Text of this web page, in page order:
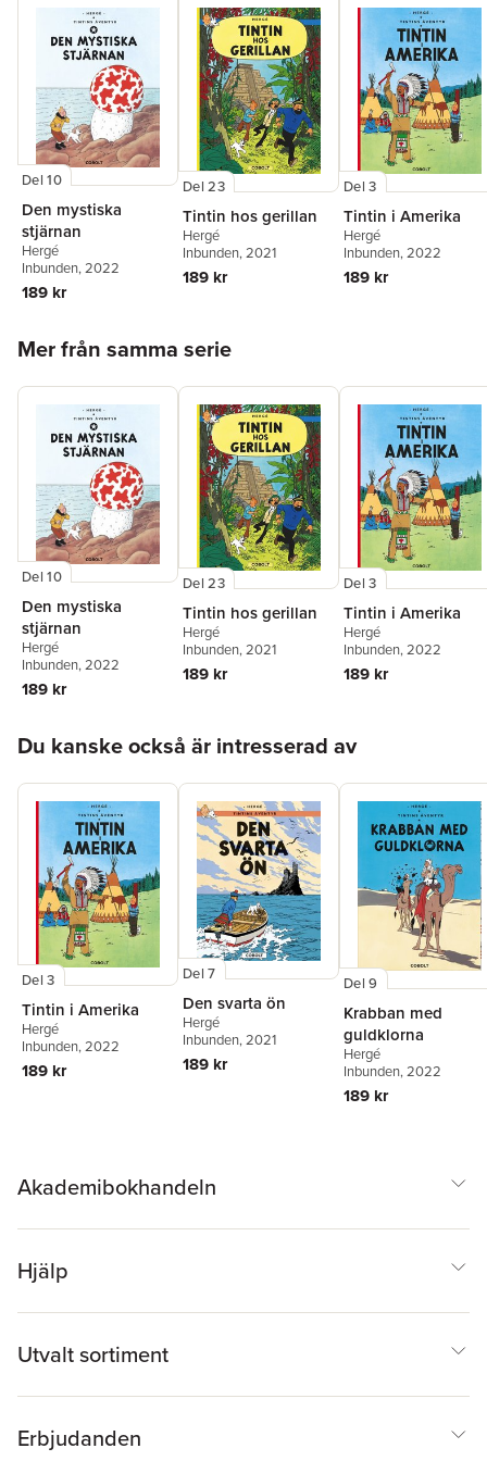
Del 10
Den mystiska
stjärnan
Hergé
Inbunden, 2022
189 kr
Del 23
Tintin hos gerillan
Hergé
Inbunden, 2021
189 kr
Del 3
Tintin i Amerika
Hergé
Inbunden, 2022
189 kr
Mer från samma serie
Del 10
Den mystiska
stjärnan
Hergé
Inbunden, 2022
189 kr
Del 23
Tintin hos gerillan
Hergé
Inbunden, 2021
189 kr
Del 3
Tintin i Amerika
Hergé
Inbunden, 2022
189 kr
Du kanske också är intresserad av
Del 3
Tintin i Amerika
Hergé
Inbunden, 2022
189 kr
Del 7
Den svarta ön
Hergé
Inbunden, 2021
189 kr
Del 9
Krabban med
guldklorna
Hergé
Inbunden, 2022
189 kr
Akademibokhandeln
Hjälp
Utvalt sortiment
Erbjudanden